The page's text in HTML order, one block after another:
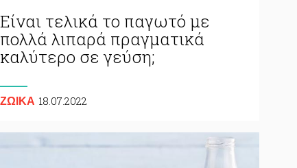
Είναι τελικά το παγωτό με
πολλά λιπαρά πραγματικά
καλύτερο σε γεύση;
ΖΩΙΚA 18.07.2022